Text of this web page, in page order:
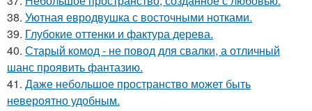
38. Уютная евродвушка с восточными нотками.
39. Глубокие оттенки и фактура дерева.
40. Старый комод - не повод для свалки, а отличный
шанс проявить фантазию.
41. Даже небольшое пространство может быть
невероятно удобным.